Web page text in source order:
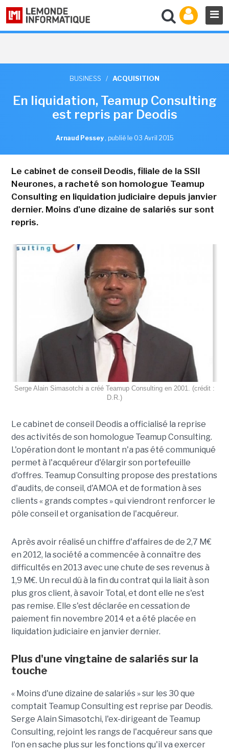
BUSINESS / ACQUISITION
En liquidation, Teamup Consulting
est repris par Deodis
Arnaud Pessey , publié le 03 Avril 2015
Le cabinet de conseil Deodis, filiale de la SSII
Neurones, a racheté son homologue Teamup
Consulting en liquidation judiciaire depuis janvier
dernier. Moins d'une dizaine de salariés sur sont
repris.
Serge Alain Simasotchi a créé Teamup Consulting en 2001. (crédit :
D.R.)
Le cabinet de conseil Deodis a officialisé la reprise
des activités de son homologue Teamup Consulting.
L'opération dont le montant n'a pas été communiqué
permet à l'acquéreur d'élargir son portefeuille
d'offres. Teamup Consulting propose des prestations
d'audits, de conseil, d'AMOA et de formation à ses
clients « grands comptes » qui viendront renforcer le
pôle conseil et organisation de l'acquéreur.
Après avoir réalisé un chiffre d'affaires de de 2,7 M€
en 2012, la société a commencée à connaître des
difficultés en 2013 avec une chute de ses revenus à
1,9 M€. Un recul dû à la fin du contrat qui la liait à son
plus gros client, à savoir Total, et dont elle ne s'est
pas remise. Elle s'est déclarée en cessation de
paiement fin novembre 2014 et a été placée en
liquidation judiciaire en janvier dernier.
Plus d'une vingtaine de salariés sur la
touche
« Moins d'une dizaine de salariés » sur les 30 que
comptait Teamup Consulting est reprise par Deodis.
Serge Alain Simasotchi, l'ex-dirigeant de Teamup
Consulting, rejoint les rangs de l'acquéreur sans que
l'on en sache plus sur les fonctions qu'il va exercer